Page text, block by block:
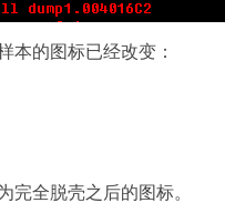
本的图标已经改变：
完全脱壳之后的图标。